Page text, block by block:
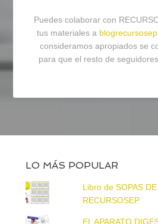
Puedes colaborar con
tus materiales a
consideramos apropiados se
para que el resto de
LO MÁS POPULAR
Libro de SOPAS
RECURSOSEP
EL APARATO